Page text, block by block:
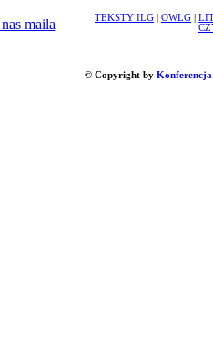
TEKSTY ILG OWLG
© Copyright by Konferencja